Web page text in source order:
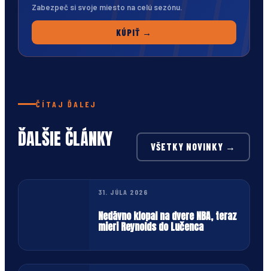
Zabezpeč si svoje miesto na celú sezónu.
KÚPIŤ →
ČÍTAJ ĎALEJ
ĎALŠIE ČLÁNKY VŠETKY NOVINKY →
31. JÚLA 2026
Nedávno klopal na dvere NBA, teraz
mieri Reynolds do Lučenca